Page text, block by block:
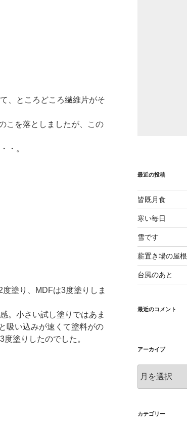
、ところどころ繊維片がそ
こを落としましたが、この
・。
塗り、MDFは3度塗りしま
。小さい試し塗りではあま
吸い込みが速くて塗料がの
塗りしたのでした。
最近の投稿
皆既月食
寒い毎日
雪です
薪置き場の屋根
台風のあと
最近のコメント
アーカイブ
ー
ブ
カテゴリー